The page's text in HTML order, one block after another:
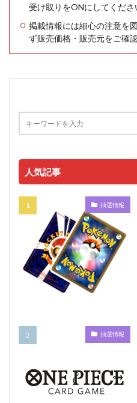
受け取りをONにしてくださ
掲載情報には細心の注意を
ず販売価格・販売元をご確認
人気記事
抽選情報
抽選情報